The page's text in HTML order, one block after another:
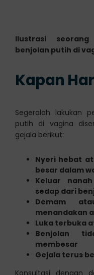
Ilustrasi
benjolan putih di
Kapan
Segeralah lakukan
putih di vagina
gejala berikut:
Nyeri hebat
besar dalam
Keluar
sedap dari
Demam
menandakan
Luka terbuka
Benjolan
membesar
Gejala terus
Konsultasi dengan